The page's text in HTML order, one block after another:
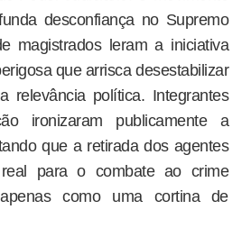
desconfiança no Supremo
magistrados leram a iniciativa
que arrisca desestabilizar
relevância política. Integrantes
ironizaram publicamente a
que a retirada dos agentes
para o combate ao crime
como uma cortina de